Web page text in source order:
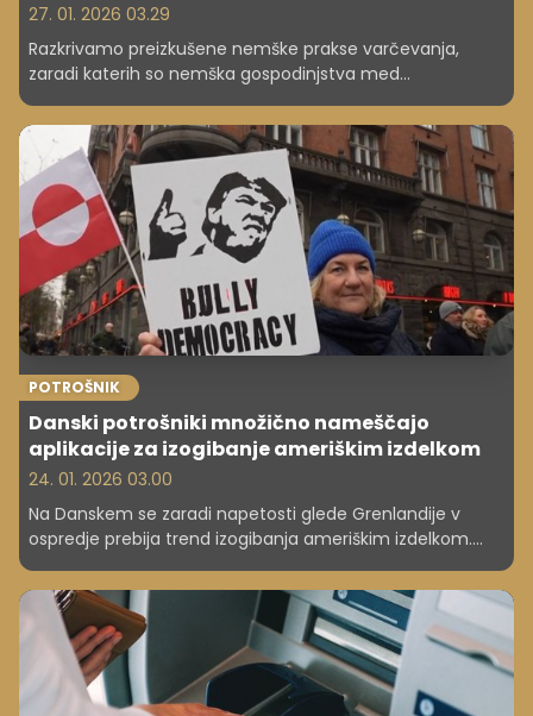
27. 01. 2026 03.29
Razkrivamo preizkušene nemške prakse varčevanja,
zaradi katerih so nemška gospodinjstva med
najvarčnejšimi v Evropi. Kako vam lahko pomagajo pri
pametnejšem upravljanju denarja?
POTROŠNIK
Danski potrošniki množično nameščajo
aplikacije za izogibanje ameriškim izdelkom
24. 01. 2026 03.00
Na Danskem se zaradi napetosti glede Grenlandije v
ospredje prebija trend izogibanja ameriškim izdelkom.
Mobilne aplikacije, ki omogočajo preverjanje porekla
blaga, so postale pravi hit. Kako močan je vpliv
geopolitike na nakupovalne navade?